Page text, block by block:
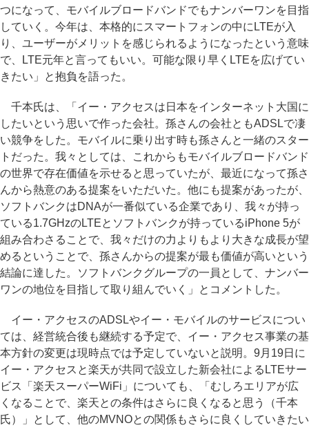
つになって、モバイルブロードバンドでもナンバーワンを目指
していく。今年は、本格的にスマートフォンの中にLTEが入
り、ユーザーがメリットを感じられるようになったという意味
で、LTE元年と言ってもいい。可能な限り早くLTEを広げてい
きたい」と抱負を語った。
千本氏は、「イー・アクセスは日本をインターネット大国に
したいという思いで作った会社。孫さんの会社ともADSLで凄
い競争をした。モバイルに乗り出す時も孫さんと一緒のスター
トだった。我々としては、これからもモバイルブロードバンド
の世界で存在価値を示せると思っていたが、最近になって孫さ
んから熱意のある提案をいただいた。他にも提案があったが、
ソフトバンクはDNAが一番似ている企業であり、我々が持っ
ている1.7GHzのLTEとソフトバンクが持っているiPhone 5が
組み合わさることで、我々だけの力よりもより大きな成長が望
めるということで、孫さんからの提案が最も価値が高いという
結論に達した。ソフトバンクグループの一員として、ナンバー
ワンの地位を目指して取り組んでいく」とコメントした。
イー・アクセスのADSLやイー・モバイルのサービスについ
ては、経営統合後も継続する予定で、イー・アクセス事業の基
本方針の変更は現時点では予定していないと説明。9月19日に
イー・アクセスと楽天が共同で設立した新会社によるLTEサー
ビス「楽天スーパーWiFi」についても、「むしろエリアが広
くなることで、楽天との条件はさらに良くなると思う（千本
氏）」として、他のMVNOとの関係もさらに良くしていきたい